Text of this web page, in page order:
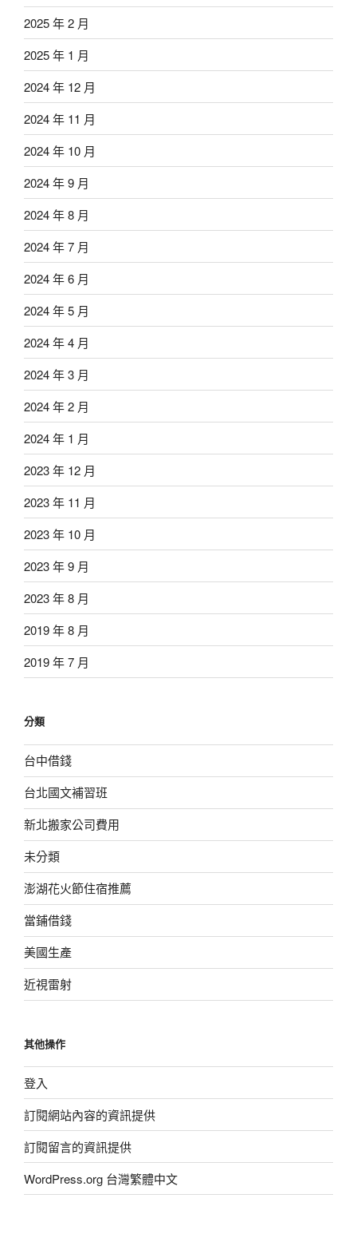
2025 年 2 月
2025 年 1 月
2024 年 12 月
2024 年 11 月
2024 年 10 月
2024 年 9 月
2024 年 8 月
2024 年 7 月
2024 年 6 月
2024 年 5 月
2024 年 4 月
2024 年 3 月
2024 年 2 月
2024 年 1 月
2023 年 12 月
2023 年 11 月
2023 年 10 月
2023 年 9 月
2023 年 8 月
2019 年 8 月
2019 年 7 月
分類
台中借錢
台北國文補習班
新北搬家公司費用
未分類
澎湖花火節住宿推薦
當鋪借錢
美國生產
近視雷射
其他操作
登入
訂閱網站內容的資訊提供
訂閱留言的資訊提供
WordPress.org 台灣繁體中文